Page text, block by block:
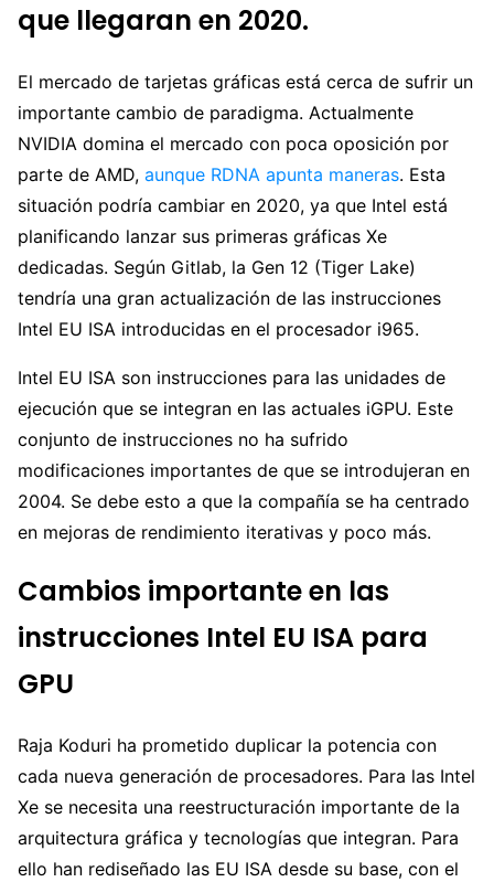
que llegaran en 2020.
El mercado de tarjetas gráficas está cerca de sufrir un
importante cambio de paradigma. Actualmente
NVIDIA domina el mercado con poca oposición por
parte de AMD, aunque RDNA apunta maneras. Esta
situación podría cambiar en 2020, ya que Intel está
planificando lanzar sus primeras gráficas Xe
dedicadas. Según Gitlab, la Gen 12 (Tiger Lake)
tendría una gran actualización de las instrucciones
Intel EU ISA introducidas en el procesador i965.
Intel EU ISA son instrucciones para las unidades de
ejecución que se integran en las actuales iGPU. Este
conjunto de instrucciones no ha sufrido
modificaciones importantes de que se introdujeran en
2004. Se debe esto a que la compañía se ha centrado
en mejoras de rendimiento iterativas y poco más.
Cambios importante en las
instrucciones Intel EU ISA para
GPU
Raja Koduri ha prometido duplicar la potencia con
cada nueva generación de procesadores. Para las Intel
Xe se necesita una reestructuración importante de la
arquitectura gráfica y tecnologías que integran. Para
ello han rediseñado las EU ISA desde su base, con el